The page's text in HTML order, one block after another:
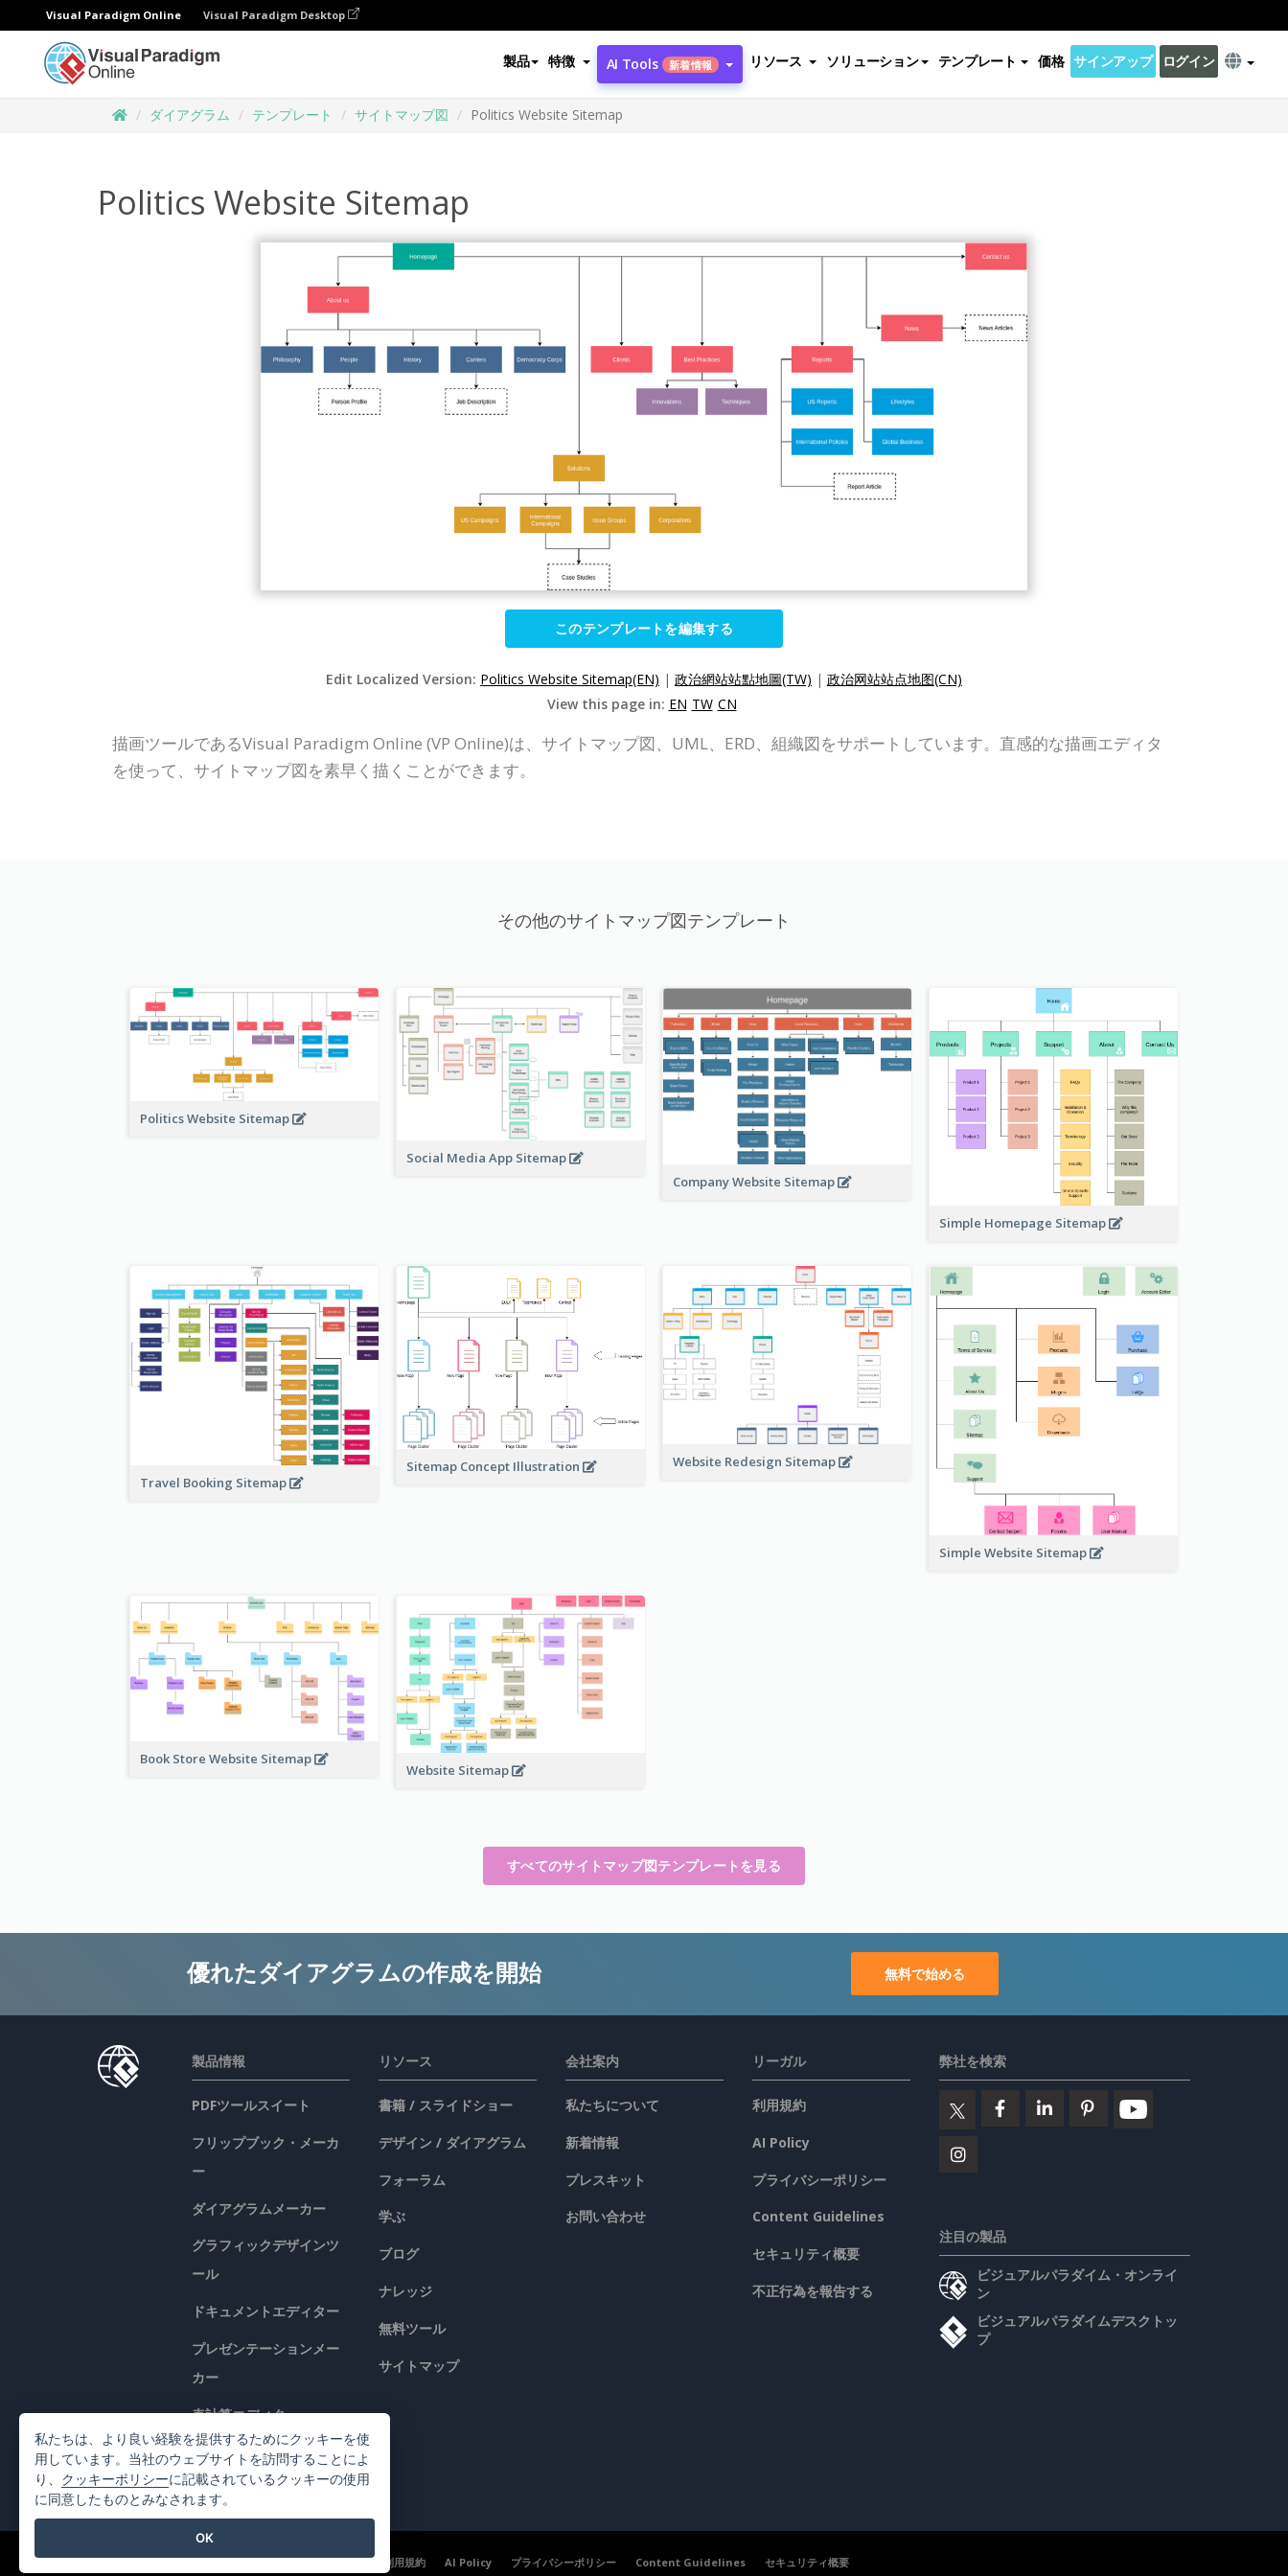
Visual Paradigm Online Visual Paradigm Desktop
製品 特徴 AI Tools 新着情報 リソース ソリューション テンプレート 価格 サインアップ ログイン
ダイアグラム テンプレート サイトマップ図 Politics Website Sitemap
Politics Website Sitemap
このテンプレートを編集する
Edit Localized Version: Politics Website Sitemap(EN) | 政治網站站點地圖(TW) | 政治网站站点地图(CN)
View this page in: EN TW CN
描画ツールであるVisual Paradigm Online (VP Online)は、サイトマップ図、UML、ERD、組織図をサポートしています。直感的な描画エディタ
を使って、サイトマップ図を素早く描くことができます。
その他のサイトマップ図テンプレート
Politics Website Sitemap
Social Media App Sitemap
Company Website Sitemap
Simple Homepage Sitemap
Travel Booking Sitemap
Sitemap Concept Illustration Website Redesign Sitemap
Simple Website Sitemap
Book Store Website Sitemap
Website Sitemap
すべてのサイトマップ図テンプレートを見る
優れたダイアグラムの作成を開始 無料で始める
製品情報
PDFツールスイート
フリップブック・メーカ
ー
ダイアグラムメーカー
グラフィックデザインツ
ール
ドキュメントエディター
プレゼンテーションメー
カー
表計算エディター
価格
リソース
書籍 / スライドショー
デザイン / ダイアグラム
フォーラム
学ぶ
ブログ
ナレッジ
無料ツール
サイトマップ
会社案内
私たちについて
新着情報
プレスキット
お問い合わせ
リーガル
利用規約
AI Policy
プライバシーポリシー
Content Guidelines
セキュリティ概要
不正行為を報告する
弊社を検索
注目の製品
ビジュアルパラダイム・オンライ
ン
ビジュアルパラダイムデスクトッ
プ
©2026 by Visual Paradigm. 全ての権利を有する 利用規約 AI Policy プライバシーポリシー Content Guidelines セキュリティ概要
私たちは、より良い経験を提供するためにクッキーを使
用しています。当社のウェブサイトを訪問することによ
り、 クッキーポリシーに記載されているクッキーの使用
に同意したものとみなされます。
OK